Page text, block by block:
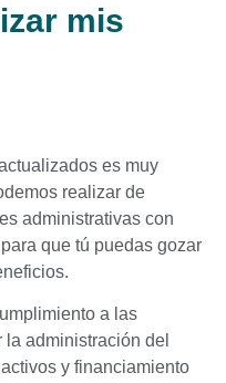
mis
es muy
realizar de
administrativas con
que tú puedas gozar
a las
administración del
y financiamiento